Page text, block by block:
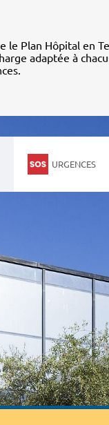
le Plan Hôpital en
adaptée à
URGENCES